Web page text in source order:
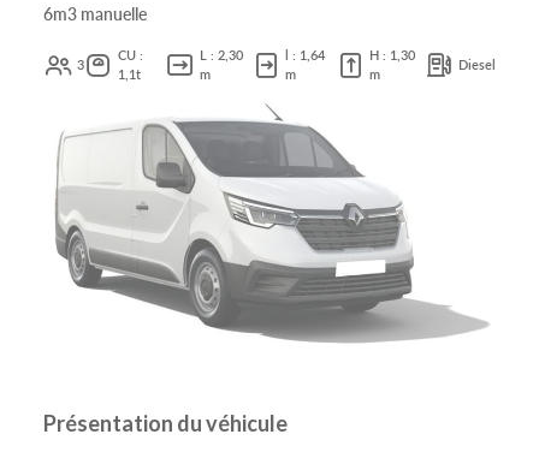
6m3 manuelle
3
CU :
1,1t
L : 2,30
m
l : 1,64
m
H : 1,30
m
Diesel
Présentation du véhicule